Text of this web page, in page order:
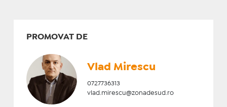
PROMOVAT DE
Vlad Mirescu
0727736313
vlad.mirescu@zonadesud.ro